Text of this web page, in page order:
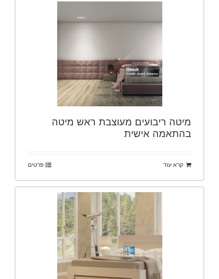
מיטה ריבועים מעוצבת ראש מיטה
בהתאמה אישית
קרא עוד פרטים